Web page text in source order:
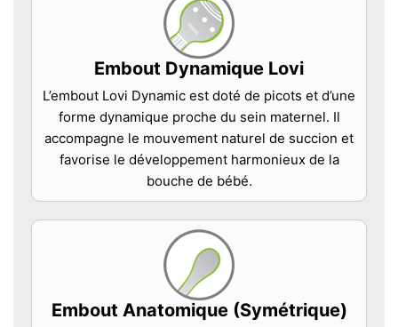
Embout Dynamique Lovi
L’embout Lovi Dynamic est doté de picots et d’une
forme dynamique proche du sein maternel. Il
accompagne le mouvement naturel de succion et
favorise le développement harmonieux de la
bouche de bébé.
Embout Anatomique (Symétrique)